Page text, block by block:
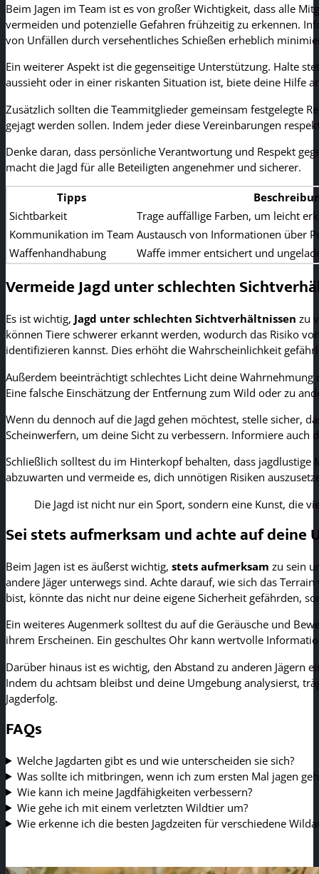
Beim Jagen im Team ist es von großer Wichtigkeit, dass alle
vermeiden und potenzielle Gefahren frühzeitig zu erkennen.
von Unfällen durch versehentliches Schießen erheblich
Ein weiterer Aspekt ist die gegenseitige Unterstützung. Halte
aussieht oder in einer riskanten Situation ist, biete deine Hilfe
Zusätzlich sollten die Teammitglieder gemeinsam festgelegte
gejagt werden sollen. Indem jeder diese Vereinbarungen
Denke daran, dass persönliche Verantwortung und Respekt
macht die Jagd für alle Beteiligten angenehmer und sicherer.
Tipps
Sichtbarkeit
Trage auffällige Farben, um leicht
Kommunikation im Team Austausch von Informationen über
Waffenhandhabung
Waffe immer entsichert und
Vermeide Jagd unter schlechten
Es ist wichtig, Jagd unter schlechten Sichtverhältnissen zu
können Tiere schwerer erkannt werden, wodurch das Risiko
identifizieren kannst. Dies erhöht die Wahrscheinlichkeit
Außerdem beeinträchtigt schlechtes Licht deine
Eine falsche Einschätzung der Entfernung zum Wild oder zu
Wenn du dennoch auf die Jagd gehen möchtest, stelle sicher,
Scheinwerfern, um deine Sicht zu verbessern. Informiere auch
Schließlich solltest du im Hinterkopf behalten, dass
abzuwarten und vermeide es, dich unnötigen Risiken
Die Jagd ist nicht nur ein Sport, sondern eine Kunst, die
Sei stets aufmerksam und achte auf deine
Beim Jagen ist es äußerst wichtig, stets aufmerksam zu sein
andere Jäger unterwegs sind. Achte darauf, wie sich das
bist, könnte das nicht nur deine eigene Sicherheit gefährden,
Ein weiteres Augenmerk solltest du auf die Geräusche und
ihrem Erscheinen. Ein geschultes Ohr kann wertvolle
Darüber hinaus ist es wichtig, den Abstand zu anderen Jägern
Indem du achtsam bleibst und deine Umgebung analysierst,
Jagderfolg.
FAQs
Welche Jagdarten gibt es und wie unterscheiden sie sich?
Was sollte ich mitbringen, wenn ich zum ersten Mal jagen
Wie kann ich meine Jagdfähigkeiten verbessern?
Wie gehe ich mit einem verletzten Wildtier um?
Wie erkenne ich die besten Jagdzeiten für verschiedene